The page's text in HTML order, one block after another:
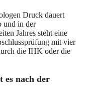
Druck dauert
und in der
Jahres steht eine
mit vier
die IHK oder die
es nach der